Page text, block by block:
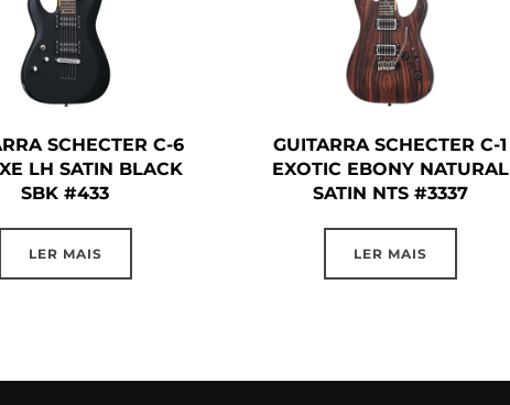
SCHECTER C-6
LH SATIN BLACK
SBK #433
LER MAIS
GUITARRA SCHECTER C-1
EXOTIC EBONY NATURAL
SATIN NTS #3337
LER MAIS